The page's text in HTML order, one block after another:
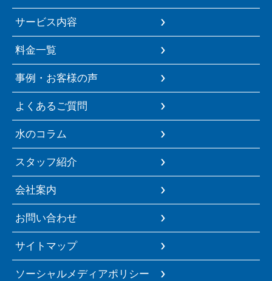
サービス内容
料金一覧
事例・お客様の声
よくあるご質問
水のコラム
スタッフ紹介
会社案内
お問い合わせ
サイトマップ
ソーシャルメディアポリシー